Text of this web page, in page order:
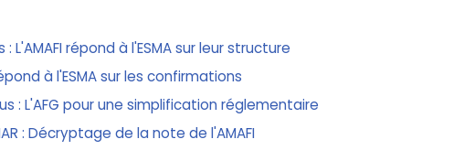
L'AMAFI répond à l'ESMA sur leur structure
à l'ESMA sur les confirmations
: L'AFG pour une simplification réglementaire
: Décryptage de la note de l'AMAFI